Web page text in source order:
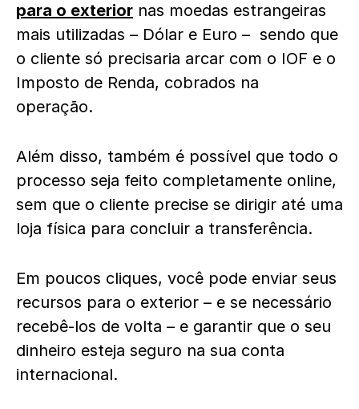
para o exterior nas moedas estrangeiras
mais utilizadas – Dólar e Euro – sendo que
o cliente só precisaria arcar com o IOF e o
Imposto de Renda, cobrados na
operação.
Além disso, também é possível que todo o
processo seja feito completamente online,
sem que o cliente precise se dirigir até uma
loja física para concluir a transferência.
Em poucos cliques, você pode enviar seus
recursos para o exterior – e se necessário
recebê-los de volta – e garantir que o seu
dinheiro esteja seguro na sua conta
internacional.